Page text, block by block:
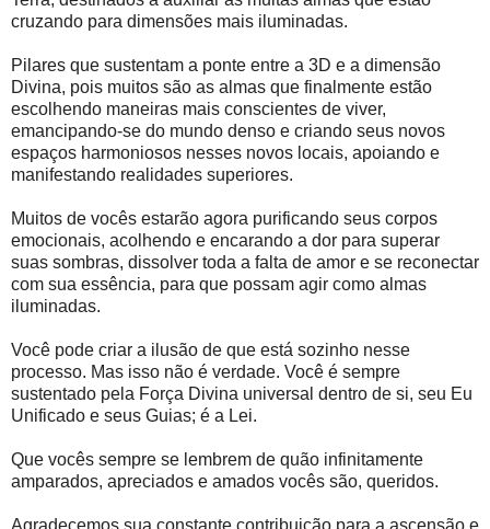
cruzando para dimensões mais iluminadas.
Pilares que sustentam a ponte entre a 3D e a dimensão
Divina, pois muitos são as almas que finalmente estão
escolhendo maneiras mais conscientes de viver,
emancipando-se do mundo denso e criando seus novos
espaços harmoniosos nesses novos locais, apoiando e
manifestando realidades superiores.
Muitos de vocês estarão agora purificando seus corpos
emocionais, acolhendo e encarando a dor para superar
suas sombras, dissolver toda a falta de amor e se reconectar
com sua essência, para que possam agir como almas
iluminadas.
Você pode criar a ilusão de que está sozinho nesse
processo. Mas isso não é verdade. Você é sempre
sustentado pela Força Divina universal dentro de si, seu Eu
Unificado e seus Guias; é a Lei.
Que vocês sempre se lembrem de quão infinitamente
amparados, apreciados e amados vocês são, queridos.